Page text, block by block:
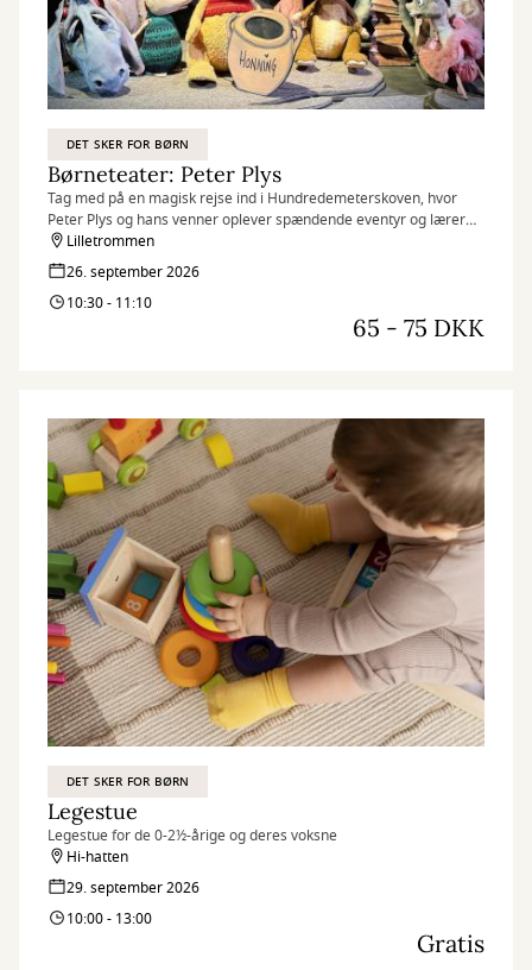
DET SKER FOR BØRN
Børneteater: Peter Plys
Tag med på en magisk rejse ind i Hundredemeterskoven, hvor
Peter Plys og hans venner oplever spændende eventyr og lærer
om venskabets sande værdi.
Forestillingen henvender sig til børn fra 3 år og op.
Lilletrommen
26. september 2026
10:30 - 11:10
65 - 75 DKK
DET SKER FOR BØRN
Legestue
Legestue for de 0-2½-årige og deres voksne
Hi-hatten
29. september 2026
10:00 - 13:00
Gratis